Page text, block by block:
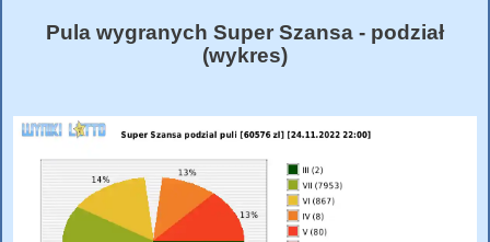
Pula wygranych Super Szansa - podział
(wykres)